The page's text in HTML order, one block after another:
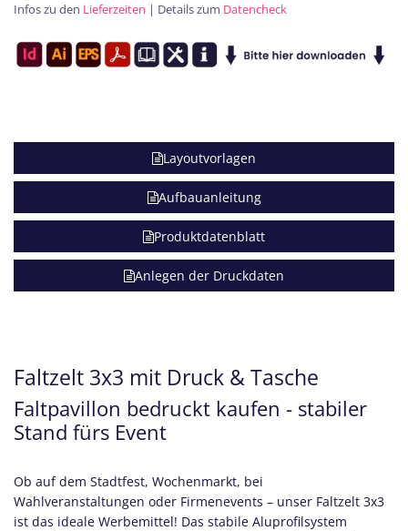
Infos zu den Lieferzeiten | Details zum Datencheck
Layoutvorlagen
Aufbauanleitung
Produktdatenblatt
Anlegen der Druckdaten
Faltzelt 3x3 mit Druck & Tasche
Faltpavillon bedruckt kaufen - stabiler
Stand fürs Event
Ob auf dem Stadtfest, Wochenmarkt, bei
Wahlveranstaltungen oder Firmenevents – unser Faltzelt 3x3
ist das ideale Werbemittel! Das stabile Aluprofilsystem